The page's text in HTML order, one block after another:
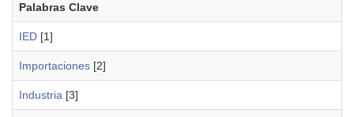
Palabras Clave
IED [1]
Importaciones [2]
Industria [3]